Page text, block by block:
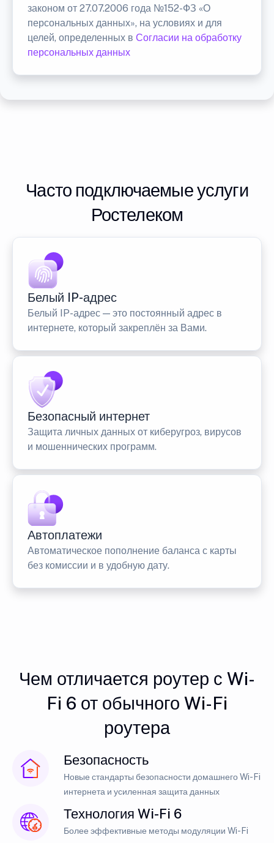
законом от 27.07.2006 года №152-ФЗ «О
персональных данных», на условиях и для
целей, определенных в Согласии на обработку
персональных данных
Часто подключаемые услуги
Ростелеком
Белый IP-адрес
Белый IP-адрес — это постоянный адрес в
интернете, который закреплён за Вами.
Безопасный интернет
Защита личных данных от киберугроз, вирусов
и мошеннических программ.
Автоплатежи
Автоматическое пополнение баланса с карты
без комиссии и в удобную дату.
Чем отличается роутер с Wi-
Fi 6 от обычного Wi-Fi
роутера
Безопасность
Новые стандарты безопасности домашнего Wi-Fi
интернета и усиленная защита данных
Технология Wi-Fi 6
Более эффективные методы модуляции Wi-Fi